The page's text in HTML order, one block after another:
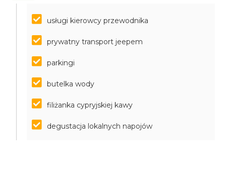
usługi kierowcy przewodnika
prywatny transport jeepem
parkingi
butelka wody
filiżanka cypryjskiej kawy
degustacja lokalnych napojów